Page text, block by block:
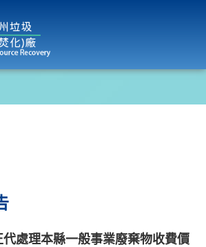
處理本縣一般事業廢棄物收費價